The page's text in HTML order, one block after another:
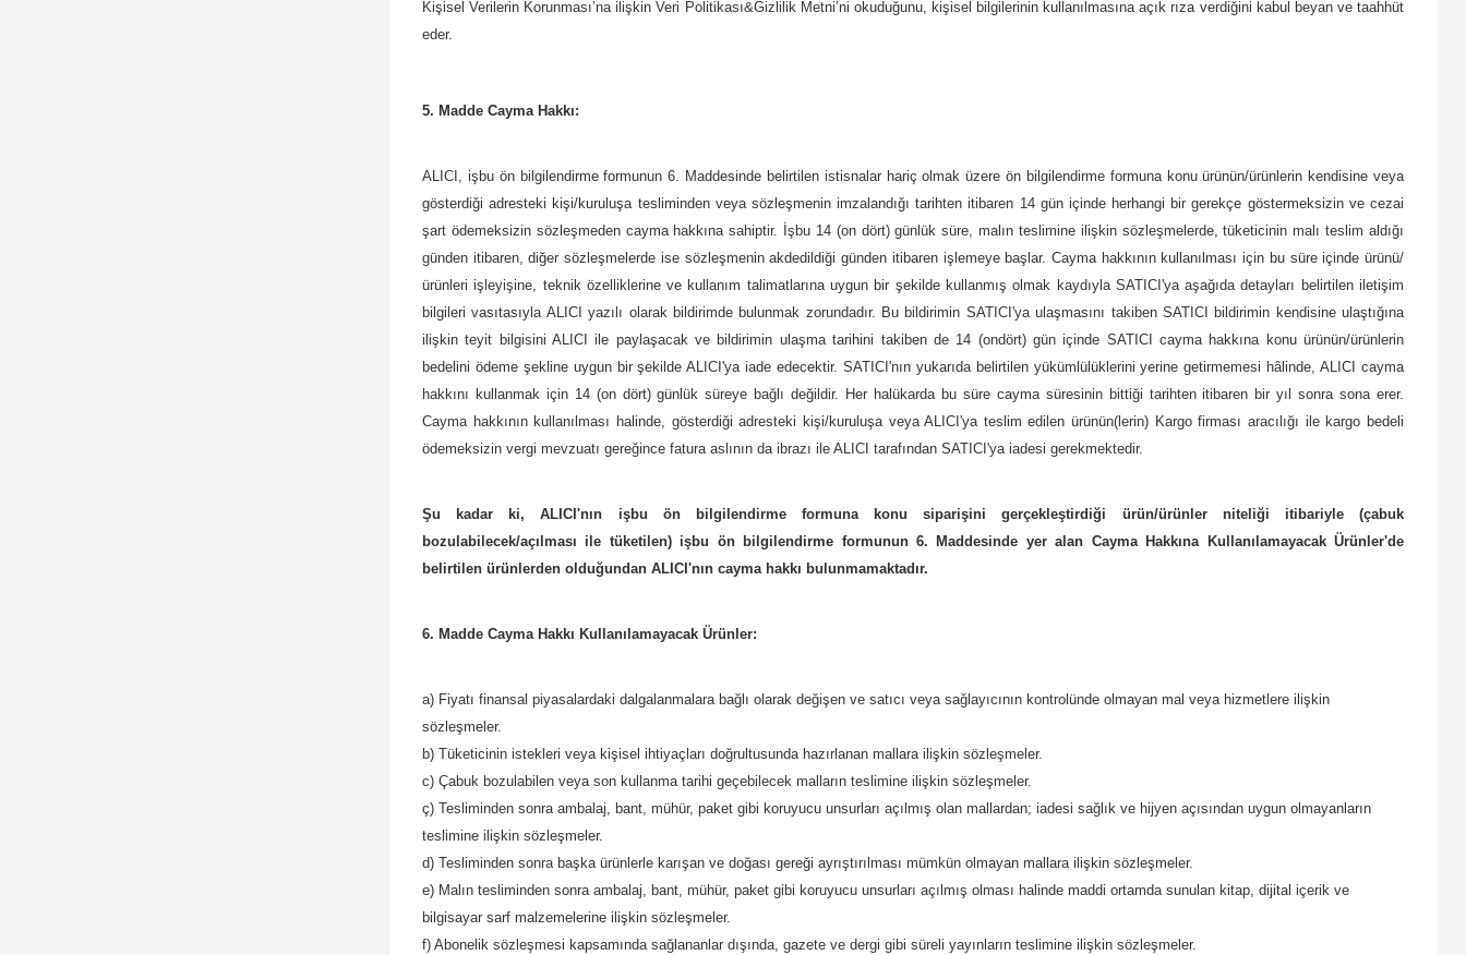
Kişisel Verilerin Korunması’na ilişkin Veri Politikası&Gizlilik Metni’ni okuduğunu, kişisel bilgilerinin kullanılmasına açık rıza verdiğini kabul beyan ve taahhüt
eder.
5. Madde Cayma Hakkı:
ALICI, işbu ön bilgilendirme formunun 6. Maddesinde belirtilen istisnalar hariç olmak üzere ön bilgilendirme formuna konu ürünün/ürünlerin kendisine veya
gösterdiği adresteki kişi/kuruluşa tesliminden veya sözleşmenin imzalandığı tarihten itibaren 14 gün içinde herhangi bir gerekçe göstermeksizin ve cezai
şart ödemeksizin sözleşmeden cayma hakkına sahiptir. İşbu 14 (on dört) günlük süre, malın teslimine ilişkin sözleşmelerde, tüketicinin malı teslim aldığı
günden itibaren, diğer sözleşmelerde ise sözleşmenin akdedildiği günden itibaren işlemeye başlar. Cayma hakkının kullanılması için bu süre içinde ürünü/
ürünleri işleyişine, teknik özelliklerine ve kullanım talimatlarına uygun bir şekilde kullanmış olmak kaydıyla SATICI'ya aşağıda detayları belirtilen iletişim
bilgileri vasıtasıyla ALICI yazılı olarak bildirimde bulunmak zorundadır. Bu bildirimin SATICI'ya ulaşmasını takiben SATICI bildirimin kendisine ulaştığına
ilişkin teyit bilgisini ALICI ile paylaşacak ve bildirimin ulaşma tarihini takiben de 14 (ondört) gün içinde SATICI cayma hakkına konu ürünün/ürünlerin
bedelini ödeme şekline uygun bir şekilde ALICI'ya iade edecektir. SATICI'nın yukarıda belirtilen yükümlülüklerini yerine getirmemesi hâlinde, ALICI cayma
hakkını kullanmak için 14 (on dört) günlük süreye bağlı değildir. Her halükarda bu süre cayma süresinin bittiği tarihten itibaren bir yıl sonra sona erer.
Cayma hakkının kullanılması halinde, gösterdiği adresteki kişi/kuruluşa veya ALICI'ya teslim edilen ürünün(lerin) Kargo firması aracılığı ile kargo bedeli
ödemeksizin vergi mevzuatı gereğince fatura aslının da ibrazı ile ALICI tarafından SATICI'ya iadesi gerekmektedir.
Şu kadar ki, ALICI'nın işbu ön bilgilendirme formuna konu siparişini gerçekleştirdiği ürün/ürünler niteliği itibariyle (çabuk
bozulabilecek/açılması ile tüketilen) işbu ön bilgilendirme formunun 6. Maddesinde yer alan Cayma Hakkına Kullanılamayacak Ürünler'de
belirtilen ürünlerden olduğundan ALICI'nın cayma hakkı bulunmamaktadır.
6. Madde Cayma Hakkı Kullanılamayacak Ürünler:
a) Fiyatı finansal piyasalardaki dalgalanmalara bağlı olarak değişen ve satıcı veya sağlayıcının kontrolünde olmayan mal veya hizmetlere ilişkin
sözleşmeler.
b) Tüketicinin istekleri veya kişisel ihtiyaçları doğrultusunda hazırlanan mallara ilişkin sözleşmeler.
c) Çabuk bozulabilen veya son kullanma tarihi geçebilecek malların teslimine ilişkin sözleşmeler.
ç) Tesliminden sonra ambalaj, bant, mühür, paket gibi koruyucu unsurları açılmış olan mallardan; iadesi sağlık ve hijyen açısından uygun olmayanların
teslimine ilişkin sözleşmeler.
d) Tesliminden sonra başka ürünlerle karışan ve doğası gereği ayrıştırılması mümkün olmayan mallara ilişkin sözleşmeler.
e) Malın tesliminden sonra ambalaj, bant, mühür, paket gibi koruyucu unsurları açılmış olması halinde maddi ortamda sunulan kitap, dijital içerik ve
bilgisayar sarf malzemelerine ilişkin sözleşmeler.
f) Abonelik sözleşmesi kapsamında sağlananlar dışında, gazete ve dergi gibi süreli yayınların teslimine ilişkin sözleşmeler.